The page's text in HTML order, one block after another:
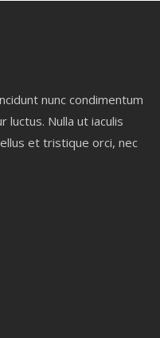
nunc condimentum
luctus. Nulla ut iaculis
et tristique orci, nec